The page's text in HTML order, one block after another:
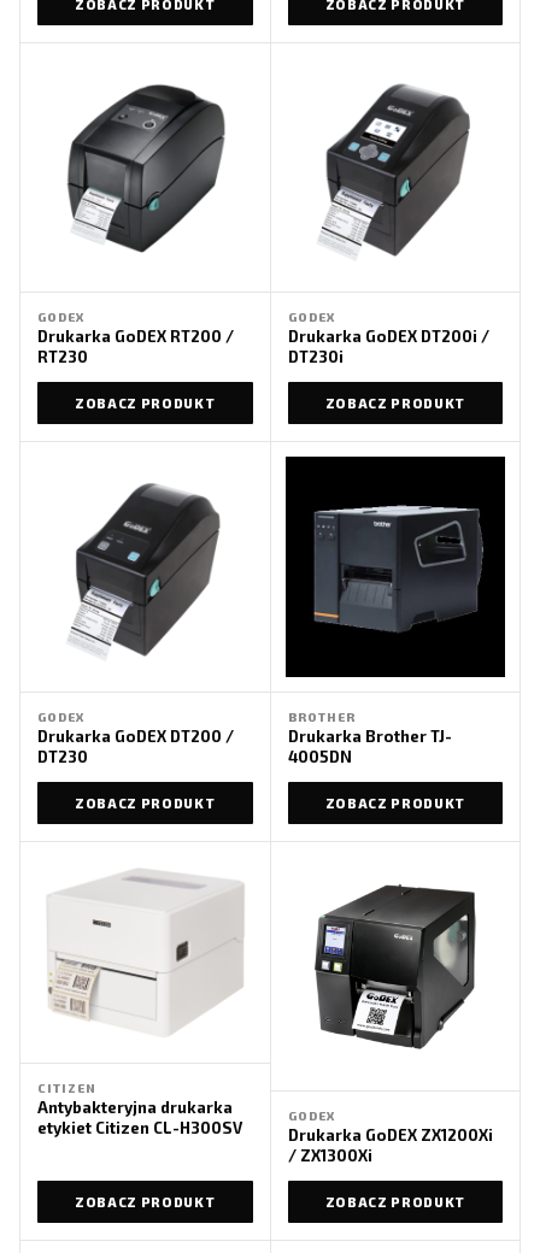
ZOBACZ PRODUKT ZOBACZ PRODUKT
GODEX
Drukarka GoDEX RT200 /
RT230
ZOBACZ PRODUKT
GODEX
Drukarka GoDEX DT200i /
DT230i
ZOBACZ PRODUKT
GODEX
Drukarka GoDEX DT200 /
DT230
ZOBACZ PRODUKT
BROTHER
Drukarka Brother TJ-
4005DN
ZOBACZ PRODUKT
CITIZEN
Antybakteryjna drukarka
etykiet Citizen CL-H300SV
ZOBACZ PRODUKT
GODEX
Drukarka GoDEX ZX1200Xi
/ ZX1300Xi
ZOBACZ PRODUKT